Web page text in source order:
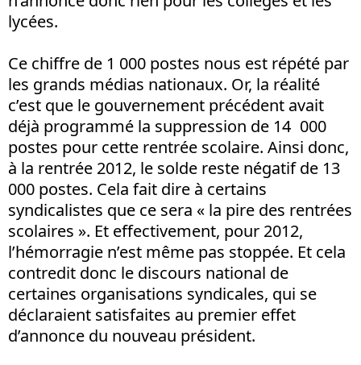
lycées.
Ce chiffre de 1 000 postes nous est répété par
les grands médias nationaux. Or, la réalité
c’est que le gouvernement précédent avait
déjà programmé la suppression de 14 000
postes pour cette rentrée scolaire. Ainsi donc,
à la rentrée 2012, le solde reste négatif de 13
000 postes. Cela fait dire à certains
syndicalistes que ce sera « la pire des rentrées
scolaires ». Et effectivement, pour 2012,
l’hémorragie n’est même pas stoppée. Et cela
contredit donc le discours national de
certaines organisations syndicales, qui se
déclaraient satisfaites au premier effet
d’annonce du nouveau président.